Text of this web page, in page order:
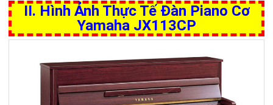
II. Hình Ảnh Thực Tế Đàn Piano Cơ
Yamaha JX113CP